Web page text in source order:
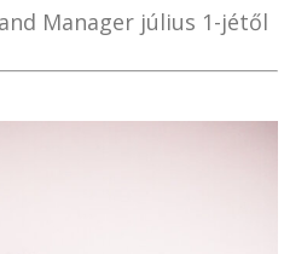
Manager július 1-jétől